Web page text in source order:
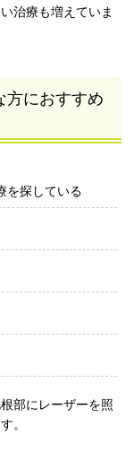
治療も増えていま
方におすすめ
を探している
部にレーザーを照
。